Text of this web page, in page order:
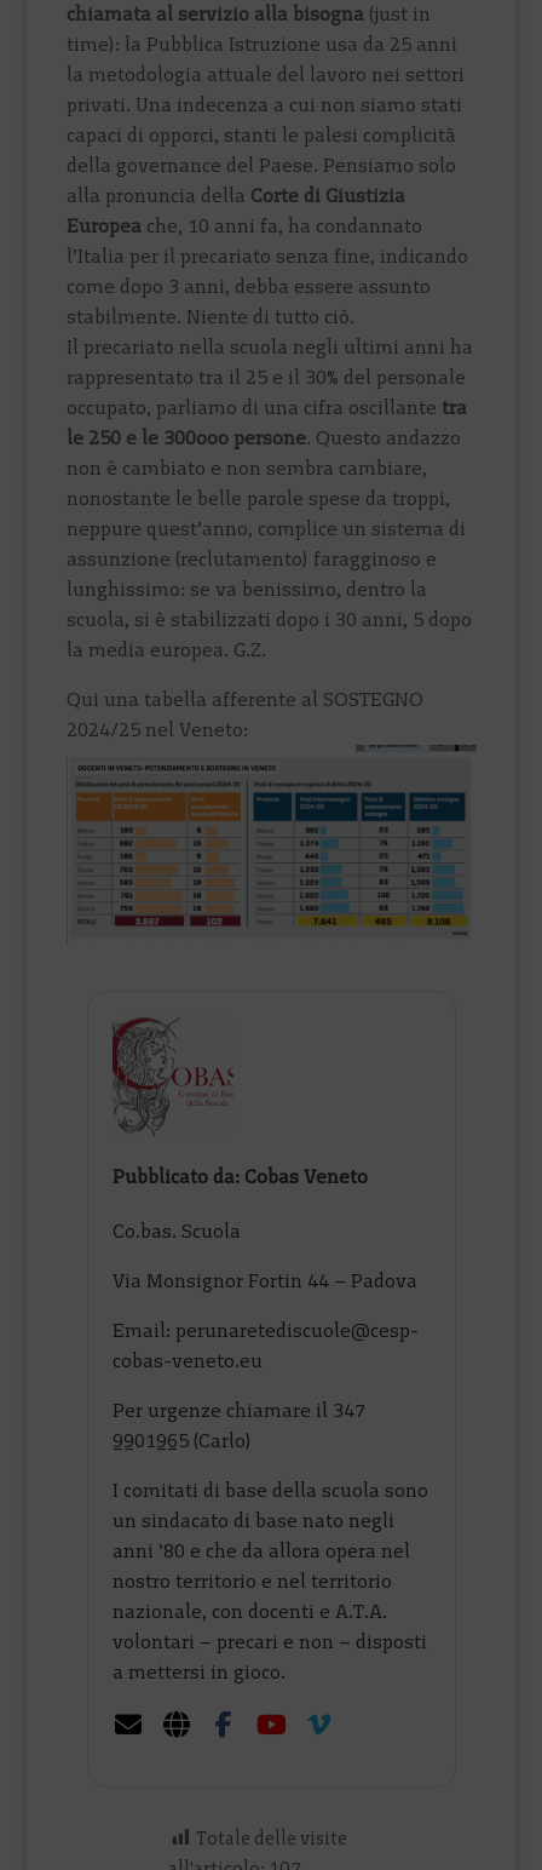
chiamata al servizio alla bisogna (just in
time): la Pubblica Istruzione usa da 25 anni
la metodologia attuale del lavoro nei settori
privati. Una indecenza a cui non siamo stati
capaci di opporci, stanti le palesi complicità
della governance del Paese. Pensiamo solo
alla pronuncia della Corte di Giustizia
Europea che, 10 anni fa, ha condannato
l’Italia per il precariato senza fine, indicando
come dopo 3 anni, debba essere assunto
stabilmente. Niente di tutto ciò.
Il precariato nella scuola negli ultimi anni ha
rappresentato tra il 25 e il 30% del personale
occupato, parliamo di una cifra oscillante tra
le 250 e le 300ooo persone. Questo andazzo
non è cambiato e non sembra cambiare,
nonostante le belle parole spese da troppi,
neppure quest’anno, complice un sistema di
assunzione (reclutamento) faragginoso e
lunghissimo: se va benissimo, dentro la
scuola, si è stabilizzati dopo i 30 anni, 5 dopo
la media europea. G.Z.
Qui una tabella afferente al SOSTEGNO
2024/25 nel Veneto:
Pubblicato da: Cobas Veneto
Co.bas. Scuola
Via Monsignor Fortin 44 – Padova
Email: perunaretediscuole@cesp-
cobas-veneto.eu
Per urgenze chiamare il 347
9901965 (Carlo)
I comitati di base della scuola sono
un sindacato di base nato negli
anni ’80 e che da allora opera nel
nostro territorio e nel territorio
nazionale, con docenti e A.T.A.
volontari – precari e non – disposti
a mettersi in gioco.
Totale delle visite